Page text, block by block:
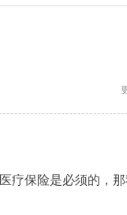
疗保险是必须的，